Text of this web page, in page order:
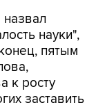
науки",
пятым
к росту
заставить